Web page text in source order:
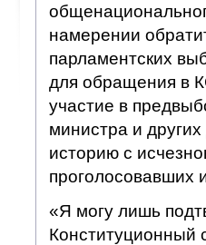
намерении
парламентских
для обращения в
участие в
министра и
историю с
проголосовавших
«Я могу лишь
Конституционный